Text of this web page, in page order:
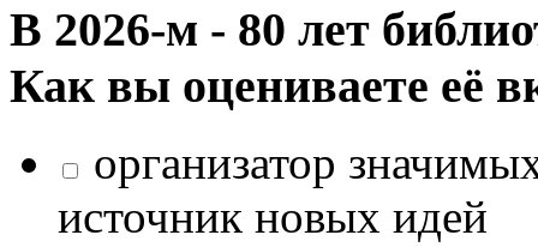
В 2026‑м - 80 лет
Как вы оцениваете её
организатор
источник новых идей